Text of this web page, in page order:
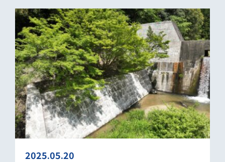
2025.05.20